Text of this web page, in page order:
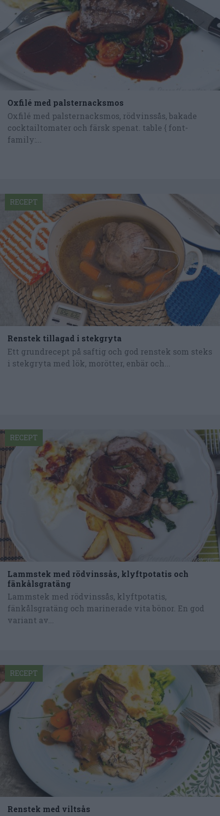
Oxfilé med palsternacksmos
Oxfilé med palsternacksmos, rödvinssås, bakade
cocktailtomater och färsk spenat. table { font-
family:...
Renstek tillagad i stekgryta
Ett grundrecept på saftig och god renstek som steks
i stekgryta med lök, morötter, enbär och...
RECEPT
Lammstek med rödvinssås, klyftpotatis och
fänkålsgratäng
Lammstek med rödvinssås, klyftpotatis,
fänkålsgratäng och marinerade vita bönor. En god
variant av...
RECEPT
Renstek med viltsås
RECEPT